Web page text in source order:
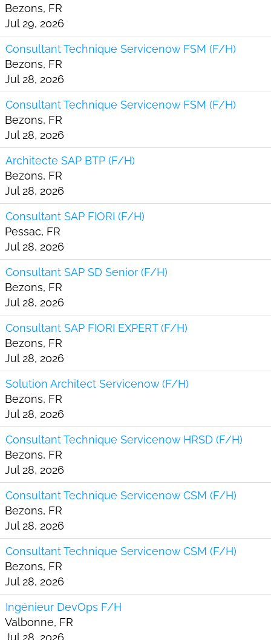
Bezons, FR
Jul 29, 2026
Consultant Technique Servicenow FSM (F/H)
Bezons, FR
Jul 28, 2026
Consultant Technique Servicenow FSM (F/H)
Bezons, FR
Jul 28, 2026
Architecte SAP BTP (F/H)
Bezons, FR
Jul 28, 2026
Consultant SAP FIORI (F/H)
Pessac, FR
Jul 28, 2026
Consultant SAP SD Senior (F/H)
Bezons, FR
Jul 28, 2026
Consultant SAP FIORI EXPERT (F/H)
Bezons, FR
Jul 28, 2026
Solution Architect Servicenow (F/H)
Bezons, FR
Jul 28, 2026
Consultant Technique Servicenow HRSD (F/H)
Bezons, FR
Jul 28, 2026
Consultant Technique Servicenow CSM (F/H)
Bezons, FR
Jul 28, 2026
Consultant Technique Servicenow CSM (F/H)
Bezons, FR
Jul 28, 2026
Ingénieur DevOps F/H
Valbonne, FR
Jul 28, 2026